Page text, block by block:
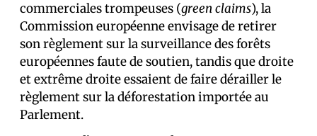
commerciales trompeuses (green claims), la
Commission européenne envisage de retirer
son règlement sur la surveillance des forêts
européennes faute de soutien, tandis que droite
et extrême droite essaient de faire dérailler le
règlement sur la déforestation importée au
Parlement.